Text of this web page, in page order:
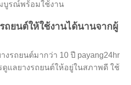
บูรณ์พร้อมใช้งาน
ถยนต์ให้ใช้งานได้นานจากผู้
งรถยนต์มากว่า 10 ปี payang24hr
แลยางรถยนต์ให้อยู่ในสภาพดี ใช้